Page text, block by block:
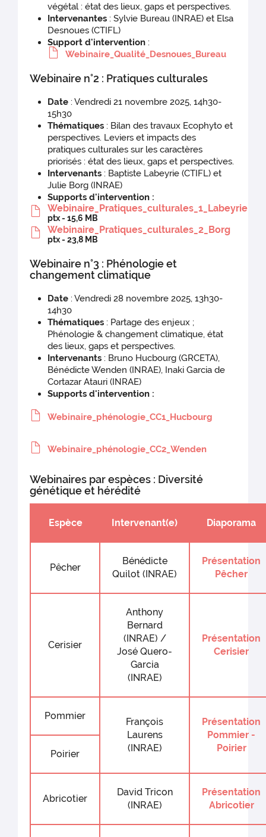
végétal : état des lieux, gaps et perspectives.
Intervenantes : Sylvie Bureau (INRAE) et Elsa
Desnoues (CTIFL)
Support d'intervention :
Webinaire_Qualité_Desnoues_Bureau
Webinaire n°2 : Pratiques culturales
Date : Vendredi 21 novembre 2025, 14h30-
15h30
Thématiques : Bilan des travaux Ecophyto et
perspectives. Leviers et impacts des
pratiques culturales sur les caractères
priorisés : état des lieux, gaps et perspectives.
Intervenants : Baptiste Labeyrie (CTIFL) et
Julie Borg (INRAE)
Supports d'intervention :
Webinaire_Pratiques_culturales_1_Labeyrie
ptx - 15,6 MB
Webinaire_Pratiques_culturales_2_Borg
ptx - 23,8 MB
Webinaire n°3 : Phénologie et
changement climatique
Date : Vendredi 28 novembre 2025, 13h30-
14h30
Thématiques : Partage des enjeux ;
Phénologie & changement climatique, état
des lieux, gaps et perspectives.
Intervenants : Bruno Hucbourg (GRCETA),
Bénédicte Wenden (INRAE), Inaki Garcia de
Cortazar Atauri (INRAE)
Supports d'intervention :
Webinaire_phénologie_CC1_Hucbourg
Webinaire_phénologie_CC2_Wenden
Webinaires par espèces : Diversité
génétique et hérédité
Espèce Intervenant(e) Diaporama
Pêcher
Bénédicte
Quilot (INRAE)
Présentation
Pêcher
Cerisier
Anthony
Bernard
(INRAE) /
José Quero-
Garcia
(INRAE)
Présentation
Cerisier
Pommier
François
Laurens
(INRAE)
Présentation
Pommier -
Poirier
Poirier
Abricotier
David Tricon
(INRAE)
Présentation
Abricotier